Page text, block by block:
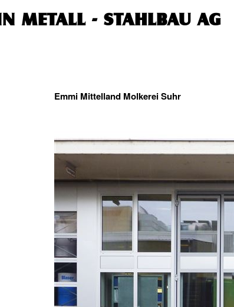
METALL - STAHLBAU AG
Emmi Mittelland Molkerei Suhr